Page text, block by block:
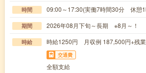
時間 09:00～17:30(実働7時間30分 休憩1
期間 2026年08月下旬～長期 ※8月～！
時給 時給1250円 月収例 187,500円+残
交通費
全額支給